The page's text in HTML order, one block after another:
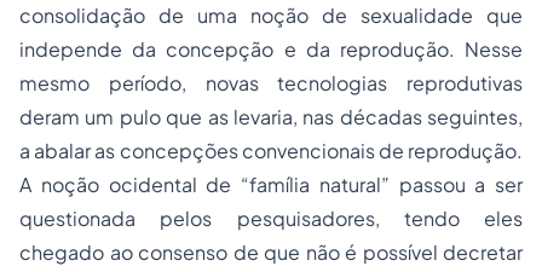
consolidação de uma noção de sexualidade que
independe da concepção e da reprodução. Nesse
mesmo período, novas tecnologias reprodutivas
deram um pulo que as levaria, nas décadas seguintes,
a abalar as concepções convencionais de reprodução.
A noção ocidental de “família natural” passou a ser
questionada pelos pesquisadores, tendo eles
chegado ao consenso de que não é possível decretar